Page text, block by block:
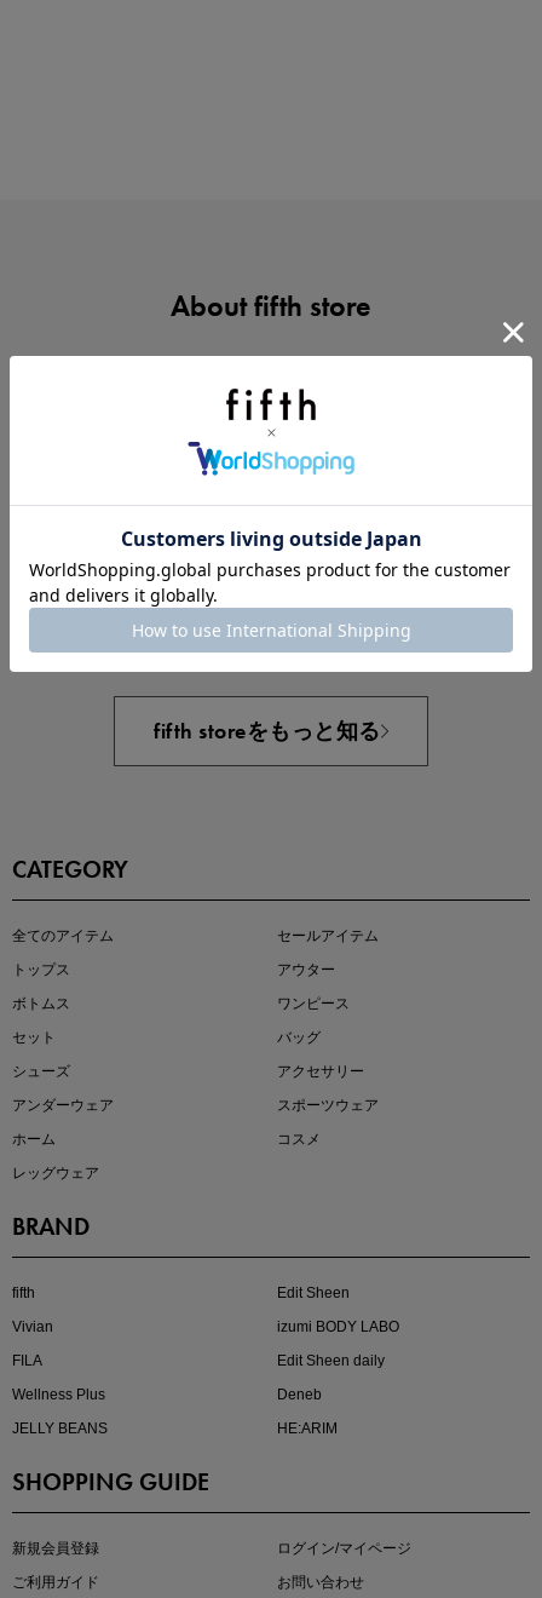
ノベルティ第1弾
あと1点にちょうどいい！お助けプチアイテム
即戦力アイテム続々対象
大人の着映えアイテム5選
About fifth store
最短で翌日発送
※手数料が発生します
新規会員登録で50%OFF
新規会員登録/ログイン
fifth storeをもっと知る
CATEGORY
全てのアイテム
セールアイテム
トップス
アウター
ボトムス
ワンピース
セット
バッグ
シューズ
アクセサリー
アンダーウェア
スポーツウェア
ホーム
コスメ
レッグウェア
BRAND
fifth
Edit Sheen
Vivian
izumi BODY LABO
FILA
Edit Sheen daily
Wellness Plus
Deneb
JELLY BEANS
HE:ARIM
SHOPPING GUIDE
新規会員登録
ログイン/マイページ
ご利用ガイド
お問い合わせ